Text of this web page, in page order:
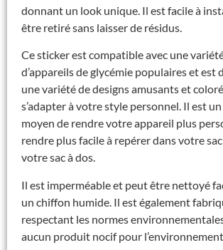
donnant un look unique. Il est facile à
être retiré sans laisser de résidus.
Ce sticker est compatible avec une
d’appareils de glycémie populaires et est
une variété de designs amusants et
s’adapter à votre style personnel. Il est
moyen de rendre votre appareil plus
rendre plus facile à repérer dans votre
votre sac à dos.
Il est imperméable et peut être nettoyé
un chiffon humide. Il est également
respectant les normes
aucun produit nocif pour